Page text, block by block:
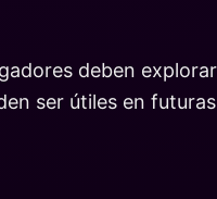
deben
ser útiles en